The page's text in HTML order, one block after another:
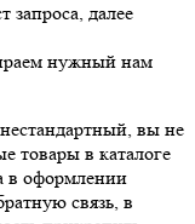
запроса, далее
нужный нам
вы не
товары в каталоге
в оформлении
связь, в